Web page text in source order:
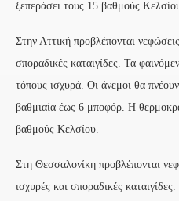
ξεπεράσει τους 15 βαθμούς
Στην Αττική προβλέπονται
σποραδικές καταιγίδες. Τα
τόπους ισχυρά. Οι άνεμοι θα
βαθμιαία έως 6 μποφόρ. Η
βαθμούς Κελσίου.
Στη Θεσσαλονίκη προβλέπονται
ισχυρές και σποραδικές